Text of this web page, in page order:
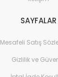
SAYFALAR
Mesafeli Satış
Gizlilik ve